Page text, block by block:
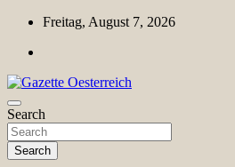
Skip
content
Freitag, August 7, 2026
Gazette Oesterreich
Magazin für Freizeit, Politik, Kultur &
Search
Search